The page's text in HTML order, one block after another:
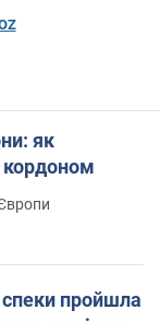
як
кордоном
спеки пройшла